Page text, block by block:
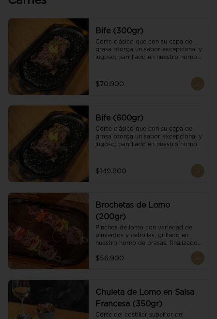
Bife (300gr)
Corte clásico que con su capa de
grasa otorga un sabor excepcional y
jugoso; parrillado en nuestro horno
cristales de sal y mantequilla de ajo
y pimientos. Una guarnición a
$70.900
Bife (600gr)
Corte clásico que con su capa de
grasa otorga un sabor excepcional y
jugoso; parrillado en nuestro horno
cristales de sal y mantequilla de ajo
y pimientos. Dos guarniciones a
$149.900
Brochetas de Lomo
(200gr)
Pinchos de lomo con variedad de
pimientos y cebollas, grillado en
nuestro horno de brasas, finalizado
con cristales de sal. Acompañado de
salsa criolla.
$56.900
Chuleta de Lomo en Salsa
Francesa (350gr)
Corte del costillar superior del